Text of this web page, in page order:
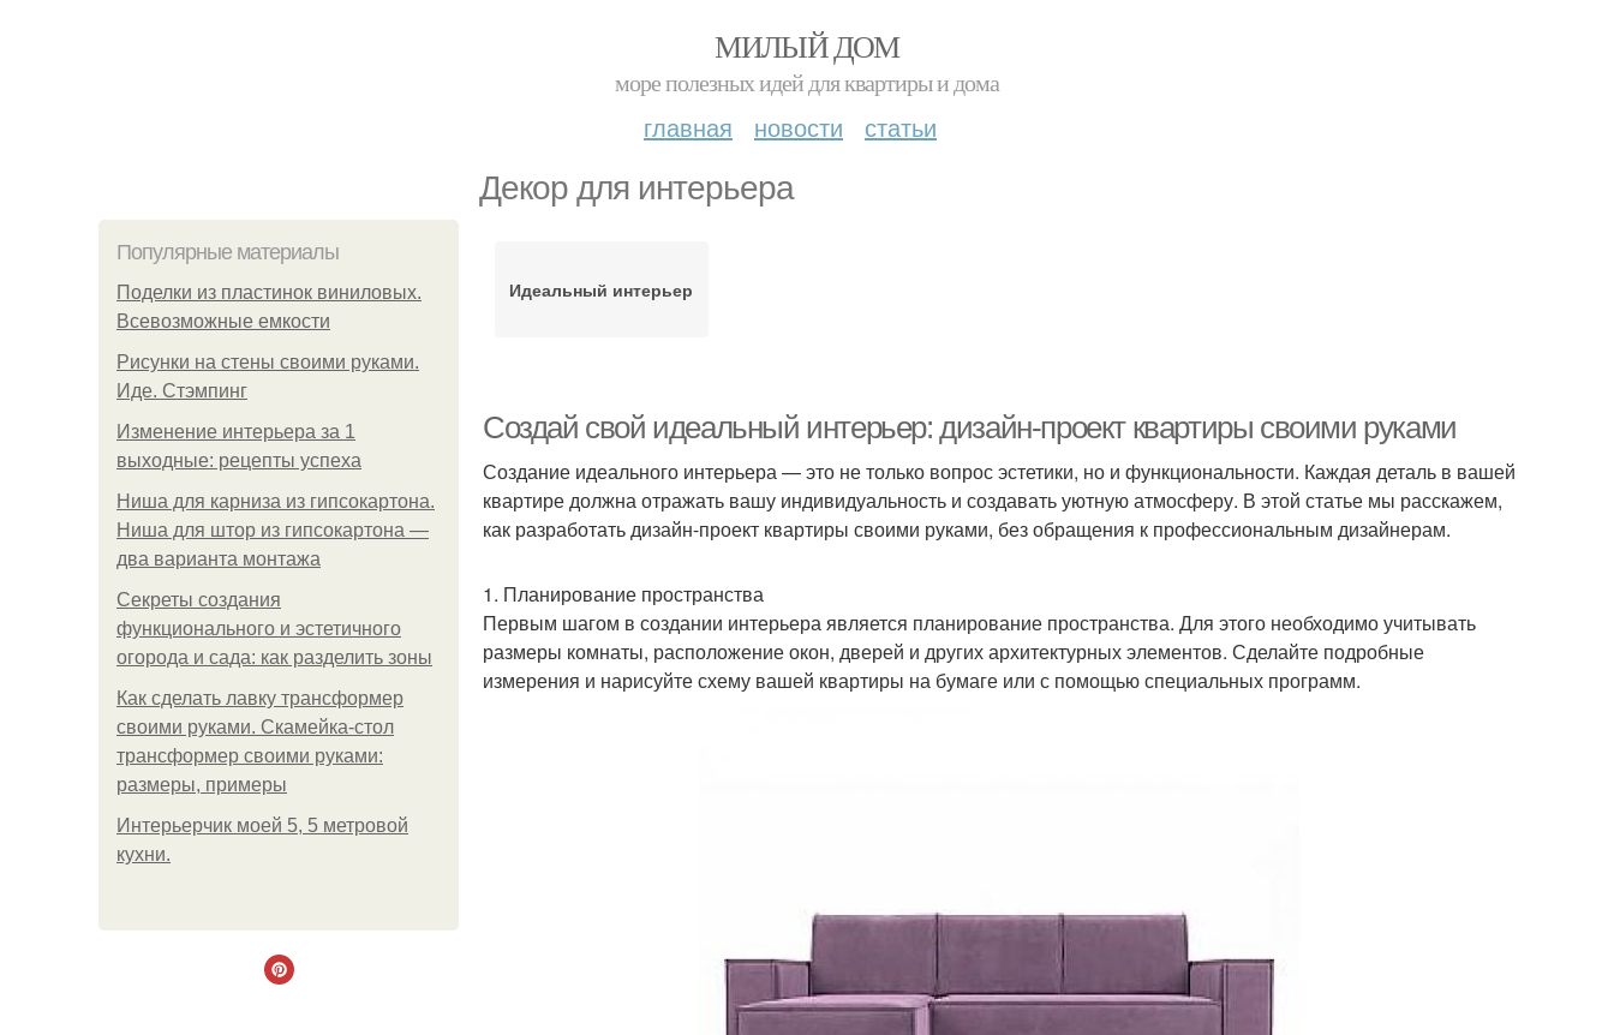
МИЛЫЙ ДОМ
море полезных идей для квартиры и дома
главная новости статьи
Декор для интерьера
Популярные материалы
Поделки из пластинок виниловых.
Всевозможные емкости
Рисунки на стены своими руками.
Иде. Стэмпинг
Изменение интерьера за 1
выходные: рецепты успеха
Ниша для карниза из гипсокартона.
Ниша для штор из гипсокартона —
два варианта монтажа
Секреты создания
функционального и эстетичного
огорода и сада: как разделить зоны
Как сделать лавку трансформер
своими руками. Скамейка-стол
трансформер своими руками:
размеры, примеры
Интерьерчик моей 5, 5 метровой
кухни.
Идеальный интерьер
Создай свой идеальный интерьер: дизайн-проект квартиры своими руками
Создание идеального интерьера — это не только вопрос эстетики, но и функциональности. Каждая деталь в вашей
квартире должна отражать вашу индивидуальность и создавать уютную атмосферу. В этой статье мы расскажем,
как разработать дизайн-проект квартиры своими руками, без обращения к профессиональным дизайнерам.
1. Планирование пространства
Первым шагом в создании интерьера является планирование пространства. Для этого необходимо учитывать
размеры комнаты, расположение окон, дверей и других архитектурных элементов. Сделайте подробные
измерения и нарисуйте схему вашей квартиры на бумаге или с помощью специальных программ.